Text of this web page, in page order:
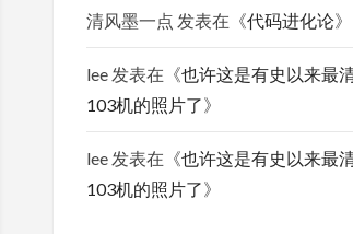
清风墨一点 发表在《代码进化论》
lee 发表在《也许这是有史以来最
103机的照片了》
lee 发表在《也许这是有史以来最
103机的照片了》